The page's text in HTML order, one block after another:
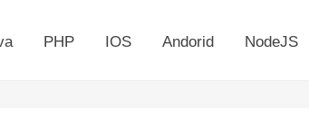
PHP IOS Andorid NodeJS